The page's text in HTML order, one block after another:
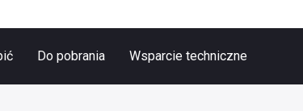
Do pobrania Wsparcie techniczne